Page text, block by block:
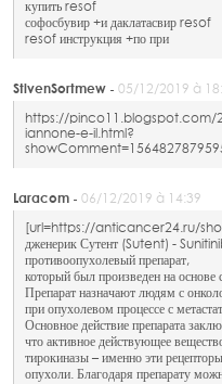
купить resof
софосбувир +и даклатасвир resof
resof инструкция +по при
StivenSortmew - 05/12/2019 à
https://pinco11.blogspot.com/
iannone-e-il.html?
Laracom - 06/12/2019 à 14:39
[url=https://anticancer24.ru/
дженерик Сутент (Sutent) -
противоопухолевый препарат,
который был произведен на основе
Препарат назначают людям с
при опухолевом процессе с
Основное действие препарата
что активное действующее
тирокиназы – именно эти
опухоли. Благодаря препарату